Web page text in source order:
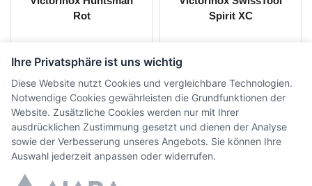
Rot
Spirit XC
Ihre Privatsphäre ist uns wichtig
Diese Website nutzt Cookies und vergleichbare Technologien.
Notwendige Cookies gewährleisten die Grundfunktionen der
Website. Zusätzliche Cookies werden nur mit Ihrer
ausdrücklichen Zustimmung gesetzt und dienen der Analyse
sowie der Verbesserung unseres Angebots. Sie können Ihre
Auswahl jederzeit anpassen oder widerrufen.